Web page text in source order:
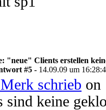
"neue" Clients erstellen
#5 - 14.09.09 um
schrieb on
sind keine